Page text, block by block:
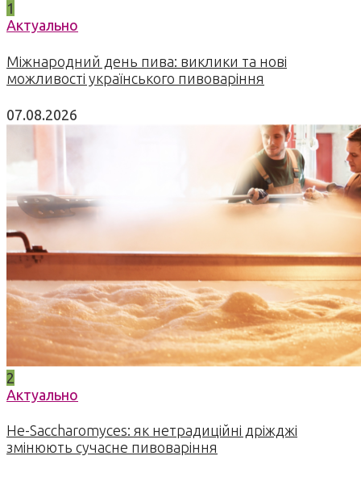
1
Актуально
Міжнародний день пива: виклики та нові
можливості українського пивоваріння
07.08.2026
2
Актуально
Не-Saccharomyces: як нетрадиційні дріжджі
змінюють сучасне пивоваріння